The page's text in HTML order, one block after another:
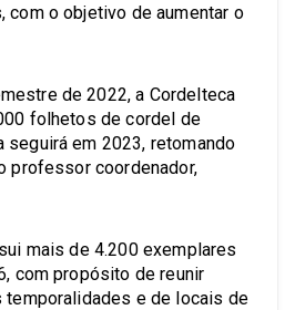
com o objetivo de aumentar o
de 2022, a Cordelteca
folhetos de cordel de
seguirá em 2023, retomando
professor coordenador,
mais de 4.200 exemplares
com propósito de reunir
e de locais de